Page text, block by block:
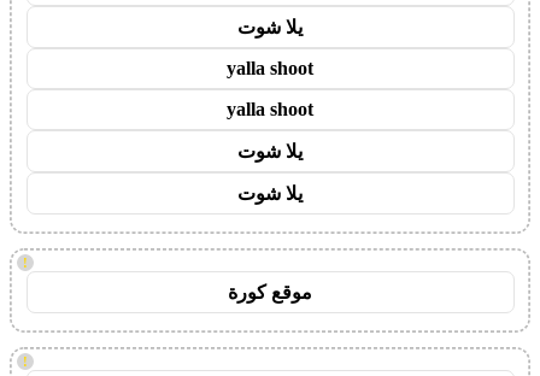
يلا شوت
yalla shoot
yalla shoot
يلا شوت
يلا شوت
!
موقع كورة
!